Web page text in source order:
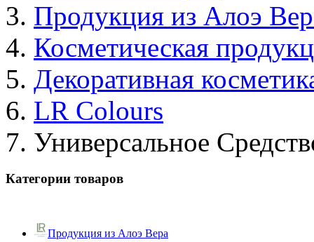
Продукция из Алоэ
Косметическая
Декоративная
LR Colours
Универсальное
Категории товаров
Продукция из Алоэ Вера